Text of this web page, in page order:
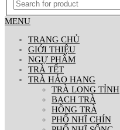
MENU
TRANG CHỦ
GIỚI THIỆU
NGỰ PHẨM
TRÀ TẾT
TRÀ HẢO HẠNG
TRÀ LONG TỈNH
BẠCH TRÀ
HỒNG TRÀ
PHỔ NHĨ CHÍN